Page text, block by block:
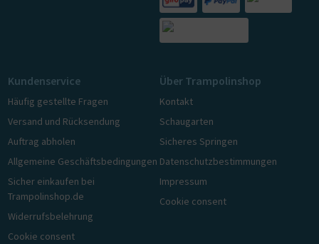
Kundenservice
Häufig gestellte Fragen
Versand und Rücksendung
Auftrag abholen
Allgemeine Geschäftsbedingungen
Sicher einkaufen bei
Trampolinshop.de
Widerrufsbelehrung
Cookie consent
Über Trampolinshop
Kontakt
Schaugarten
Sicheres Springen
Datenschutzbestimmungen
Impressum
Cookie consent